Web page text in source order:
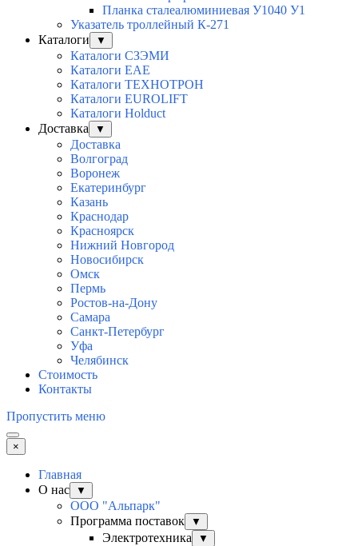
Планка сталеалюминиевая У1040 У1
Указатель троллейный К-271
Каталоги
▼
Каталоги СЗЭМИ
Каталоги EAE
Каталоги ТЕХНОТРОН
Каталоги EUROLIFT
Каталоги Holduct
Доставка
▼
Доставка
Волгоград
Воронеж
Екатеринбург
Казань
Краснодар
Красноярск
Нижний Новгород
Новосибирск
Омск
Пермь
Ростов-на-Дону
Самара
Санкт-Петербург
Уфа
Челябинск
Стоимость
Контакты
Пропустить меню
×
Главная
О нас
▼
ООО "Альпарк"
Программа поставок
▼
Электротехника ▼